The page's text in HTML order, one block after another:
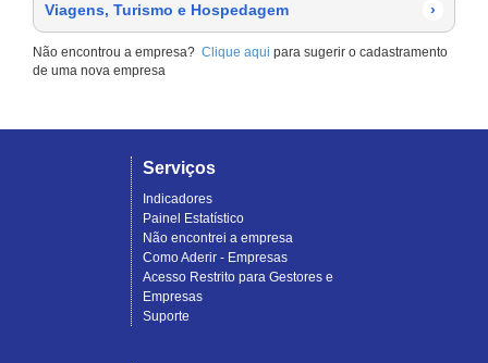
Viagens, Turismo e Hospedagem ›
Não encontrou a empresa? Clique aqui para sugerir o cadastramento
de uma nova empresa
Serviços
Indicadores
Painel Estatístico
Não encontrei a empresa
Como Aderir - Empresas
Acesso Restrito para Gestores e
Empresas
Suporte